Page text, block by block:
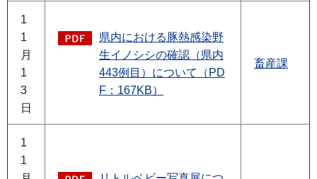
1
1
月
1
3
日
県内における豚熱感染野
生イノシシの確認（県内
443例目）について（PD
F：167KB）
畜産課
1
1